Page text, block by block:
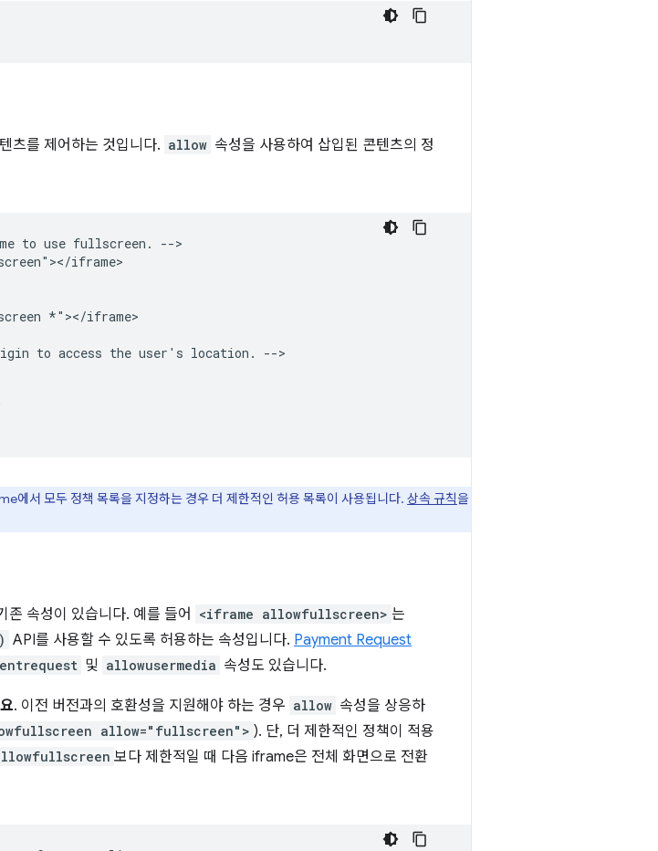
츠를 제어하는 것입니다. allow 속성을 사용하여 삽입된 콘텐츠의 정
to use fullscreen. -->
iframe>
*"></iframe>
to access the user's location. -->
에서 모두 정책 목록을 지정하는 경우 더 제한적인 허용 목록이 사용됩니다. 상속 규칙을
존 속성이 있습니다. 예를 들어 <iframe allowfullscreen> 는
API를 사용할 수 있도록 허용하는 속성입니다. Payment Request
및 allowusermedia 속성도 있습니다.
. 이전 버전과의 호환성을 지원해야 하는 경우 allow 속성을 상응하
allow="fullscreen"> ). 단, 더 제한적인 정책이 적용
보다 제한적일 때 다음 iframe은 전체 화면으로 전환